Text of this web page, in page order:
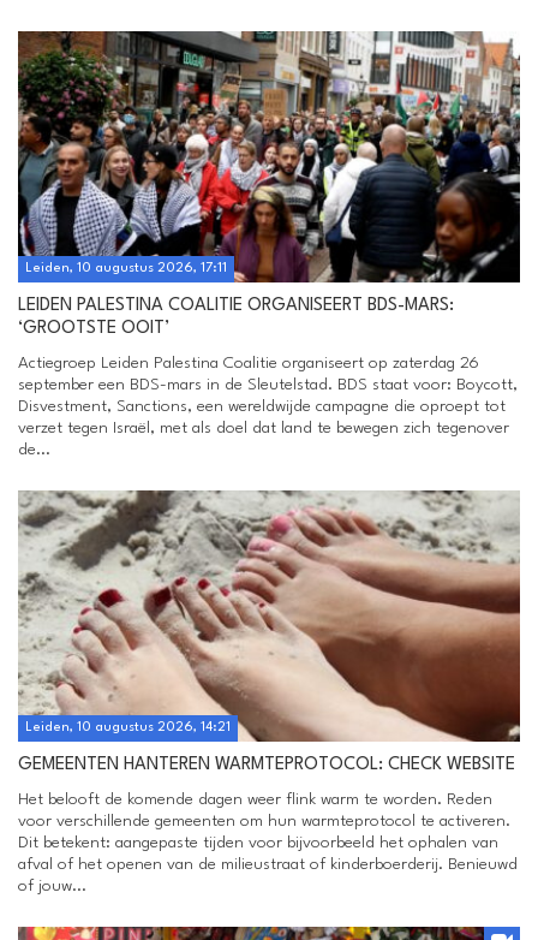
Leiden, 10 augustus 2026, 17:11
LEIDEN PALESTINA COALITIE ORGANISEERT BDS-MARS:
‘GROOTSTE OOIT’
Actiegroep Leiden Palestina Coalitie organiseert op zaterdag 26
september een BDS-mars in de Sleutelstad. BDS staat voor: Boycott,
Disvestment, Sanctions, een wereldwijde campagne die oproept tot
verzet tegen Israël, met als doel dat land te bewegen zich tegenover
de...
Leiden, 10 augustus 2026, 14:21
GEMEENTEN HANTEREN WARMTEPROTOCOL: CHECK WEBSITE
Het belooft de komende dagen weer flink warm te worden. Reden
voor verschillende gemeenten om hun warmteprotocol te activeren.
Dit betekent: aangepaste tijden voor bijvoorbeeld het ophalen van
afval of het openen van de milieustraat of kinderboerderij. Benieuwd
of jouw...